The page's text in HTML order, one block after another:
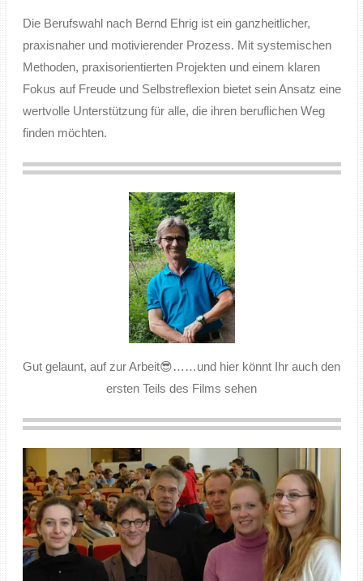
Die Berufswahl nach Bernd Ehrig ist ein ganzheitlicher,
praxisnaher und motivierender Prozess. Mit systemischen
Methoden, praxisorientierten Projekten und einem klaren
Fokus auf Freude und Selbstreflexion bietet sein Ansatz eine
wertvolle Unterstützung für alle, die ihren beruflichen Weg
finden möchten.
Gut gelaunt, auf zur Arbeit😎……und hier könnt Ihr auch den
ersten Teils des Films sehen